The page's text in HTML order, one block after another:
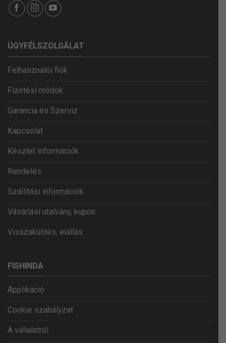
ÜGYFÉLSZOLGÁLAT
Felhasználói fiók
Fizetési módok
Garancia és Szerviz
Kapcsolat
Készlet információk
Rendelés
Szállítási információk
Vásárlási utalvány, kupon
Visszaküldés, elállás
FISHINDA
Applikáció
Cookie szabályzat
A vállalatról